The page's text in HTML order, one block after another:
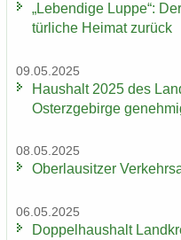
„Le­ben­di­ge Luppe“:
tür­li­che Hei­mat zu­rück
09.05.2025
Haus­halt 2025 des
Osterzgebirge
08.05.2025
Ober­lau­sit­zer
06.05.2025
Dop­pel­haus­halt